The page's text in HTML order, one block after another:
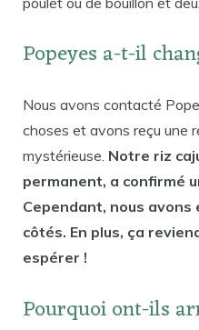
Popeyes a-t-il
Nous avons contacté
choses et avons reçu une
mystérieuse. Notre riz
permanent, a confirmé
Cependant, nous avons
côtés. En plus, ça
espérer !
Pourquoi ont-ils